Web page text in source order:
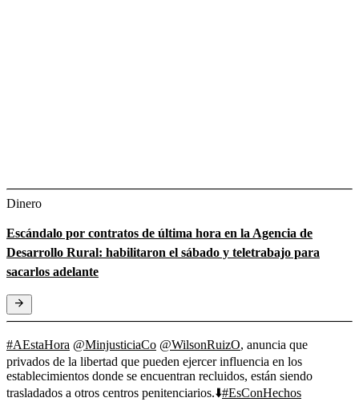
Dinero
Escándalo por contratos de última hora en la Agencia de
Desarrollo Rural: habilitaron el sábado y teletrabajo para
sacarlos adelante
#AEstaHora @MinjusticiaCo @WilsonRuizO, anuncia que
privados de la libertad que pueden ejercer influencia en los
establecimientos donde se encuentran recluidos, están siendo
trasladados a otros centros penitenciarios.⬇️#EsConHechos